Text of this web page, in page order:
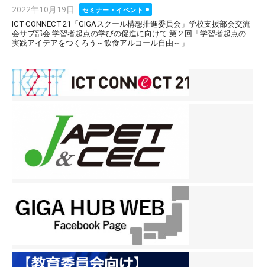
Posted
on
2022年10月19日
セミナー・イベント
ICT CONNECT 21「GIGAスクール構想推進委員会」学校支援部会交流
会サブ部会 学習者起点の学びの促進に向けて 第２回「学習者起点の
実践アイデアをつくろう～飲食アルコール自由～」